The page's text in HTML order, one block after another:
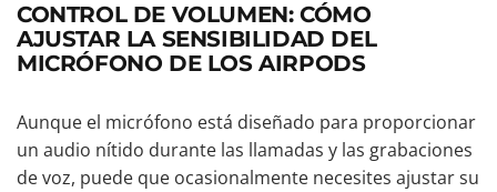
CONTROL DE VOLUMEN: CÓMO
AJUSTAR LA SENSIBILIDAD DEL
MICRÓFONO DE LOS AIRPODS
Aunque el micrófono está diseñado para proporcionar
un audio nítido durante las llamadas y las grabaciones
de voz, puede que ocasionalmente necesites ajustar su